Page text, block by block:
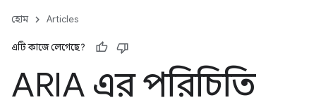
হোম Articles
এটি কাজে লেগেছে?
ARIA এর পরিচিতি